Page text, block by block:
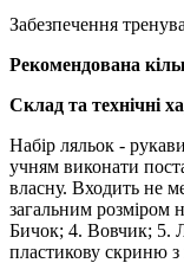
Забезпечення
Рекомендована
Склад та технічні
Набір ляльок -
учням виконати
власну. Входить не
загальним розміром
Бичок; 4. Вовчик; 5.
пластикову скриню